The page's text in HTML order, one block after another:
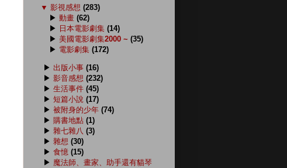
▼ 影視感想 (283)
▶ 動畫 (62)
▶ 日本電影劇集 (14)
▶ 美國電影劇集2000 ~ (35)
▶ 電影劇集 (172)
▶ 出版小事 (16)
▶ 影音感想 (232)
▶ 生活事件 (45)
▶ 短篇小說 (17)
▶ 被附身的少年 (74)
▶ 購書地點 (1)
▶ 雜七雜八 (3)
▶ 雜想 (30)
▶ 食憶 (15)
▶ 魔法師、畫家、助手還有貓琴